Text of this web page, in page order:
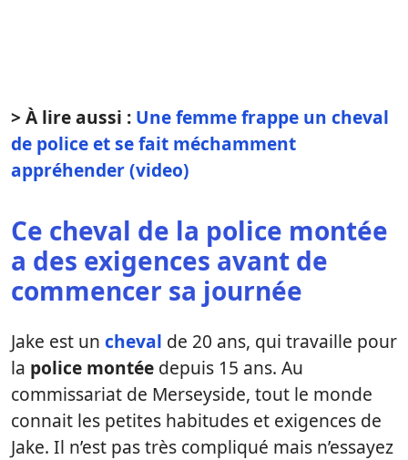
> À lire aussi : Une femme frappe un cheval
de police et se fait méchamment
appréhender (video)
Ce cheval de la police montée
a des exigences avant de
commencer sa journée
Jake est un cheval de 20 ans, qui travaille pour
la police montée depuis 15 ans. Au
commissariat de Merseyside, tout le monde
connait les petites habitudes et exigences de
Jake. Il n’est pas très compliqué mais n’essayez